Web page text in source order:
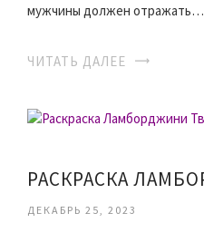
мужчины должен отражать…
ЧИТАТЬ ДАЛЕЕ
ДЕКАБРЬ 25, 2023